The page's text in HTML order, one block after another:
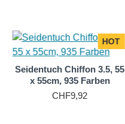
HOT
Seidentuch Chiffon 3.5, 55
x 55cm, 935 Farben
CHF9,92